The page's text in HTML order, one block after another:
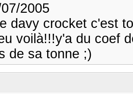
2005
davy crocket c'est
voilà!!!y'a du coef
de sa tonne ;)